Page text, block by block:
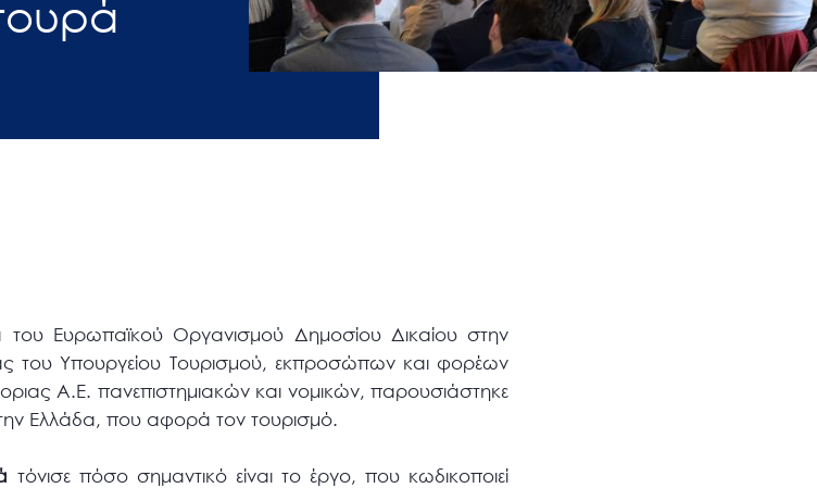
Ευρωπαϊκού Οργανισμού Δημοσίου Δικαίου στην
του Υπουργείου Τουρισμού, εκπροσώπων και φορέων
Α.Ε. πανεπιστημιακών και νομικών, παρουσιάστηκε
Ελλάδα, που αφορά τον τουρισμό.
τόνισε πόσο σημαντικό είναι το έργο, που κωδικοποιεί